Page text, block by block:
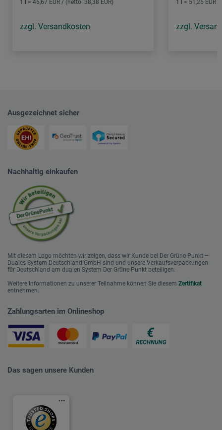
1 l = 45,67 EUR / (netto: 38,38 EUR)
zzgl. Versandkosten
1 l = 51,25 EUR
zzgl.
Ausgezeichnet sicher
Nachhaltig einkaufen
Mit diesem Logo möchten wir zeigen, dass wir Kunde bei Der Grüne Punkt –
Duales System Deutschland GmbH sind und unsere Verkaufsverpackungen
für Deutschland am dualen System Der Grüne Punkt beteiligen.
Weitere Informationen zu unserer Teilnahme können Sie diesem Zertifikat
entnehmen.
Zahlungsarten im Onlineshop
Das sagen unsere Kunden